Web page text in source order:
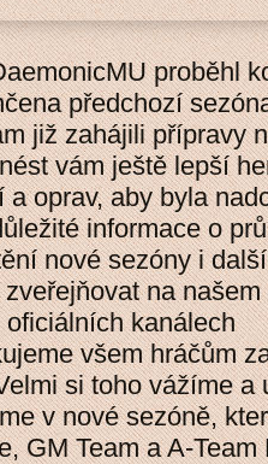
proběhl
předchozí
již zahájili přípravy
vám ještě lepší
a oprav, aby byla
informace o
nové sezóny i
na
kanálech
všem hráčům
si toho vážíme a
v nové sezóně,
GM Team a A-